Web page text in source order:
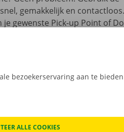
gemakkelijk en
gewenste Pick-up Point of
bezoekerservaring aan te
ALLE COOKIES